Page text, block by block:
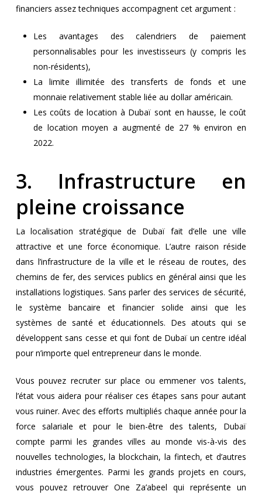
financiers assez techniques accompagnent cet argument :
Les avantages des calendriers de paiement
personnalisables pour les investisseurs (y compris les
non-résidents),
La limite illimitée des transferts de fonds et une
monnaie relativement stable liée au dollar américain.
Les coûts de location à Dubaï sont en hausse, le coût
de location moyen a augmenté de 27 % environ en
2022.
3. Infrastructure en
pleine croissance
La localisation stratégique de Dubaï fait d’elle une ville
attractive et une force économique. L’autre raison réside
dans l’infrastructure de la ville et le réseau de routes, des
chemins de fer, des services publics en général ainsi que les
installations logistiques. Sans parler des services de sécurité,
le système bancaire et financier solide ainsi que les
systèmes de santé et éducationnels. Des atouts qui se
développent sans cesse et qui font de Dubaï un centre idéal
pour n’importe quel entrepreneur dans le monde.
Vous pouvez recruter sur place ou emmener vos talents,
l’état vous aidera pour réaliser ces étapes sans pour autant
vous ruiner. Avec des efforts multipliés chaque année pour la
force salariale et pour le bien-être des talents, Dubaï
compte parmi les grandes villes au monde vis-à-vis des
nouvelles technologies, la blockchain, la fintech, et d’autres
industries émergentes. Parmi les grands projets en cours,
vous pouvez retrouver One Za’abeel qui représente un